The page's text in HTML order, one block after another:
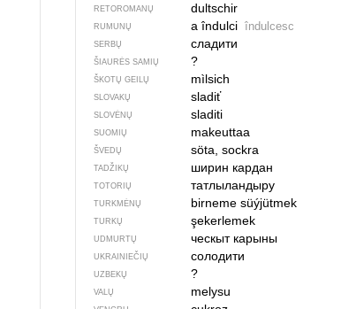
RETOROMANŲ dultschir
RUMUNŲ a îndulci îndulcesc
SERBŲ сладити
ŠIAURĖS SAMIŲ ?
ŠKOTŲ GEILŲ mìlsich
SLOVAKŲ sladiť
SLOVĖNŲ sladiti
SUOMIŲ makeuttaa
ŠVEDŲ söta, sockra
TADŽIKŲ ширин кардан
TOTORIŲ татлыландыру
TURKMĖNŲ birneme süýjütmek
TURKŲ şekerlemek
UDMURTŲ ческыт карыны
UKRAINIEČIŲ солодити
UZBEKŲ ?
VALŲ melysu